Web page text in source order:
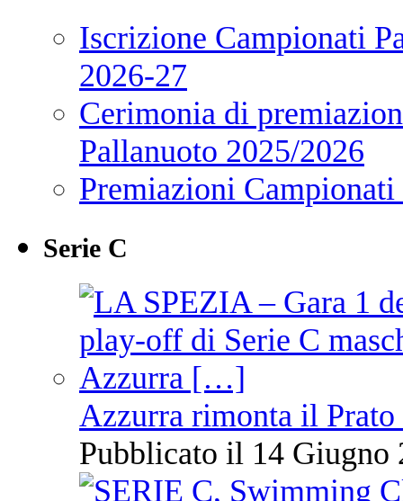
Iscrizione Campionati
2026-27
Cerimonia di
Pallanuoto 2025/2026
Premiazioni
Serie C
Azzurra rimonta il Prato
Pubblicato il 14 Giugno